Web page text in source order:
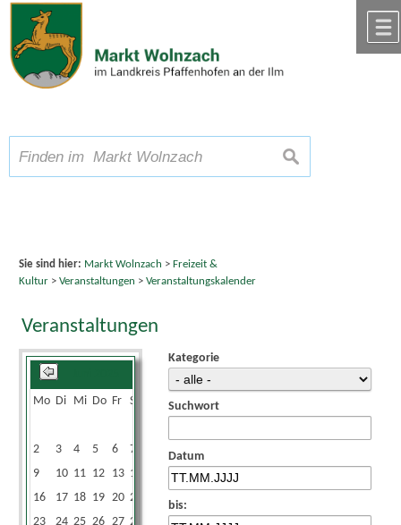
Zum Inhalt,zur Navigation
Schriftgröße A A A suchen
Sie sind hier: Markt Wolnzach > Freizeit &
Kultur> Veranstaltungen > Veranstaltungskalender
Veranstaltungen
Mo Di Mi Do Fr Sa
2
3 4 5 6 7
9
10 11 12 13 14
16
17 18 19 20 21
23
24 25 26 27 28
Kategorie
Suchwort
Datum
bis: